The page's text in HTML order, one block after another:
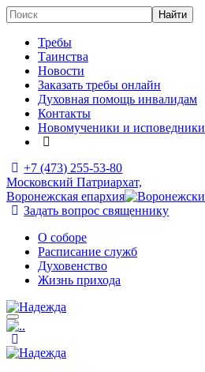
Требы
Таинства
Новости
Заказать требы онлайн
Духовная помощь инвалидам
Контакты
Новомученики и исповедники
+7 (473) 255-53-80
Московский Патриархат,
Воронежская епархия
Задать вопрос священнику
О соборе
Расписание служб
Духовенство
Жизнь прихода